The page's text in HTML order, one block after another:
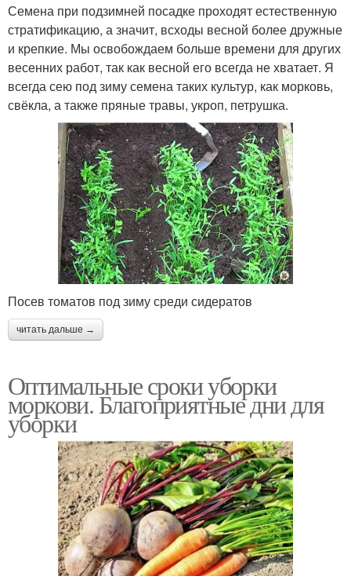
Семена при подзимней посадке проходят естественную
стратификацию, а значит, всходы весной более дружные
и крепкие. Мы освобождаем больше времени для других
весенних работ, так как весной его всегда не хватает. Я
всегда сею под зиму семена таких культур, как морковь,
свёкла, а также пряные травы, укроп, петрушка.
Посев томатов под зиму среди сидератов
читать дальше →
Оптимальные сроки уборки
моркови. Благоприятные дни для
уборки